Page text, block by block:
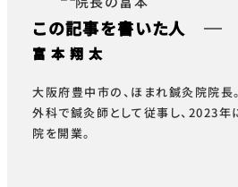
この記事を書いた人
富本翔太
大阪府豊中市の、ほまれ鍼灸院院長
外科で鍼灸師として従事し、2023年
院を開業。